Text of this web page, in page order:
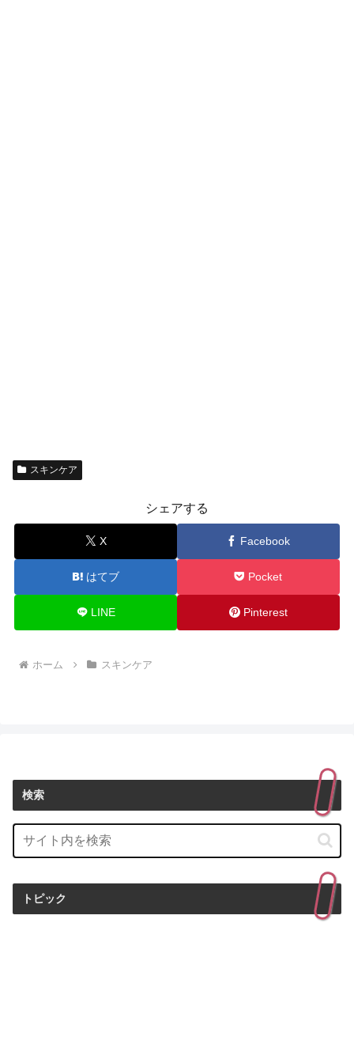
スキンケア
シェアする
X Facebook
はてブ Pocket
LINE Pinterest
ホーム スキンケア
検索
トピック